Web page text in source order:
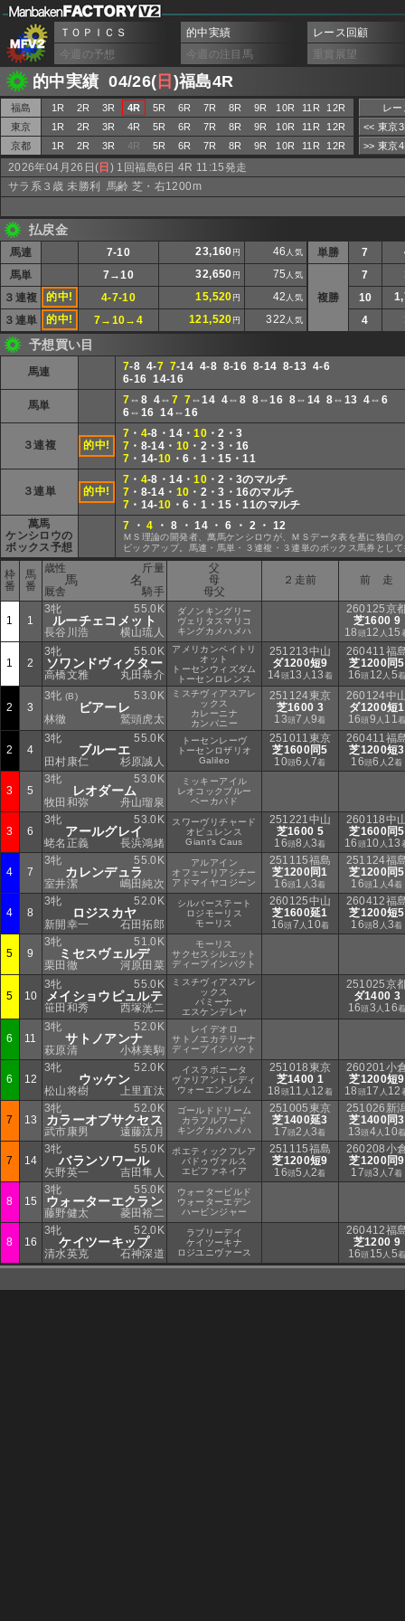
ＴＯＰＩＣＳ 的中実績
レース回顧
今週の予想
今週の注目馬 重賞展望
的中実績 04/26( 日 )福島4R
福島 1R 2R 3R 4R 5R 6R 7R 8R 9R 10R 11R
12R
東京
1R 2R 3R 4R 5R 6R 7R 8R 9R 10R 11R
12R
京都
1R 2R 3R 4R 5R 6R 7R 8R 9R 10R 11R 12R
レ
<< 東京
>> 東京
2026年04月26日( 日 ) 1回福島6日 4R 11:15発走
サラ系３歳 未勝利 馬齢 芝・右1200m
払戻金
馬連 7-10 23,160 円 46 人気
馬単 7→10 32,650 円 75 人気
３連複 的中! 4-7-10 15,520 円 42 人気
３連単 的中! 7→10→4 121,520 円 322 人気
単勝 7
複勝
7
10
4
予想買い目
馬連 7-8 4-7 7-14 4-8 8-16 8-14 8-13 4-6
6-16 14-16
馬単 7 ⇔8 4⇔ 7 7 ⇔14 4⇔8 8⇔16 8⇔14 8⇔13 4⇔6
6⇔16 14⇔16
３連複 的中!
7 ・ 4-8・14・10 ・2・3
7 ・8-14・ 10 ・2・3・16
7 ・14-10 ・6・1・15・11
３連単 的中!
7 ・ 4-8・14・10 ・2・3のマルチ
7 ・8-14・ 10 ・2・3・16のマルチ
7 ・14-10 ・6・1・15・11のマルチ
萬馬
ケンシロウの
ボックス予想
7 ・4 ・ 8 ・ 14 ・ 6 ・ 2 ・ 12
ＭＳ理論の開発者、萬馬ケンシロウが、ＭＳデータ表を基に独自
ピックアップ。馬連・馬単・３連複・３連単のボックス馬券とし
枠
番
馬
番
斤量
歳性
馬 名
厩舎 騎手
父
母
母父
２走前 前 走
1 1
55.0K
3牝
ルーチェコメット
長谷川浩 横山琉人
ダノンキングリー
ヴェリタスマリコ
キングカメハメハ
260125京
芝1600 9
18 頭12 人 15
1 2
55.0K
3牝
ソワンドヴィクター
高橋文雅 丸田恭介
アメリカンペイトリ
オット
トーセンウィズダム
トーセンロレンス
251213中山
ダ1200短9
14頭13 人 13 着
260411福
芝1200同5
16頭 12 人 5
2 3
53.0K
3牝 (B)
ビアーレ
林徹 鷲頭虎太
ミスチヴィアスアレ
ックス
カレーニナ
カンパニー
251124東京
芝1600 3
13頭7 人9着
260124中
ダ1200短1
16頭9 人 11
2 4
55.0K
3牝
ブルーエ
田村康仁 杉原誠人
トーセンレーヴ
トーセンロザリオ
Galileo
251011東京
芝1600同5
10頭6 人 7着
260411福
芝1200短3
16頭6 人2着
3 5
53.0K
3牝
レオダーム
牧田和弥 舟山瑠泉
ミッキーアイル
レオコックブルー
ベーカバド
3 6
53.0K
3牝
アールグレイ
蛯名正義 長浜鴻緒
スワーヴリチャード
オピュレンス
Giant's Caus
251221中山
芝1600 5
16頭8 人3着
260118中
芝1600同5
16 頭10 人 13
4 7
55.0K
3牝
カレンデュラ
室井潔 嶋田純次
アルアイン
オフェーリアシチー
アドマイヤコジーン
251115福島
芝1200同1
16頭1 人3着
251124福
芝1200同5
16頭1 人4着
4 8
52.0K
3牝
ロジスカヤ
新開幸一 石田拓郎
シルバーステート
ロジモーリス
モーリス
260125中山
芝1600延1
16頭7 人 10着
260412福
芝1200短5
16頭8 人3着
5 9
51.0K
3牝
ミセスヴェルデ
栗田徹 河原田菜
モーリス
サクセスシルエット
ディープインパクト
5 10
55.0K
3牝
メイショウピュルテ
笹田和秀 西塚洸二
ミスチヴィアスアレ
ックス
パミーナ
エスケンデレヤ
251025京
ダ1400 3
16頭3 人 16
6 11
52.0K
3牝
サトノアンナ
萩原清 小林美駒
レイデオロ
サトノエカテリーナ
ディープインパクト
6 12
52.0K
3牝
ウッケン
松山将樹 上里直汰
イスラボニータ
ヴァリアントレディ
ウォーエンブレム
251018東京
芝1400 1
18 頭11 人 12 着
260201小
芝1200短9
18 頭17 人 12
7 13
52.0K
3牝
カラーオブサクセス
武市康男 遠藤汰月
ゴールドドリーム
カラフルワード
キングカメハメハ
251005東京
芝1400延3
17頭2 人3着
251026新
芝1400同3
13頭4 人 10
7 14
55.0K
3牝
バランソワール
矢野英一 吉田隼人
ポエティックフレア
パドゥヴァルス
エピファネイア
251115福島
芝1200短9
16頭5 人2着
260208小
芝1200同9
17頭3 人 7着
8 15
55.0K
3牝
ウォーターエクラン
藤野健太 菱田裕二
ウォータービルド
ウォーターエデン
ハービンジャー
8 16
52.0K
3牝
ケイツーキップ
清水英克 石神深道
ラブリーデイ
ケイツーキナ
ロジユニヴァース
260412福
芝1200 9
16頭 15 人 5